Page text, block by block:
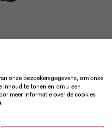
onze bezoekersgegevens, om onze
inhoud te tonen en om u een
meer informatie over de cookies